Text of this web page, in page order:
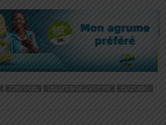
CONCOURS CRÉATION DE LOGOTYPE
FEATURED